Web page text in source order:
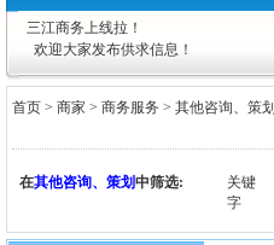
三江商务上线拉！
欢迎大家发布供求信息！
首页 >商家 >商务服务 >其他咨询、策划
在其他咨询、策划中筛选:
关键
字